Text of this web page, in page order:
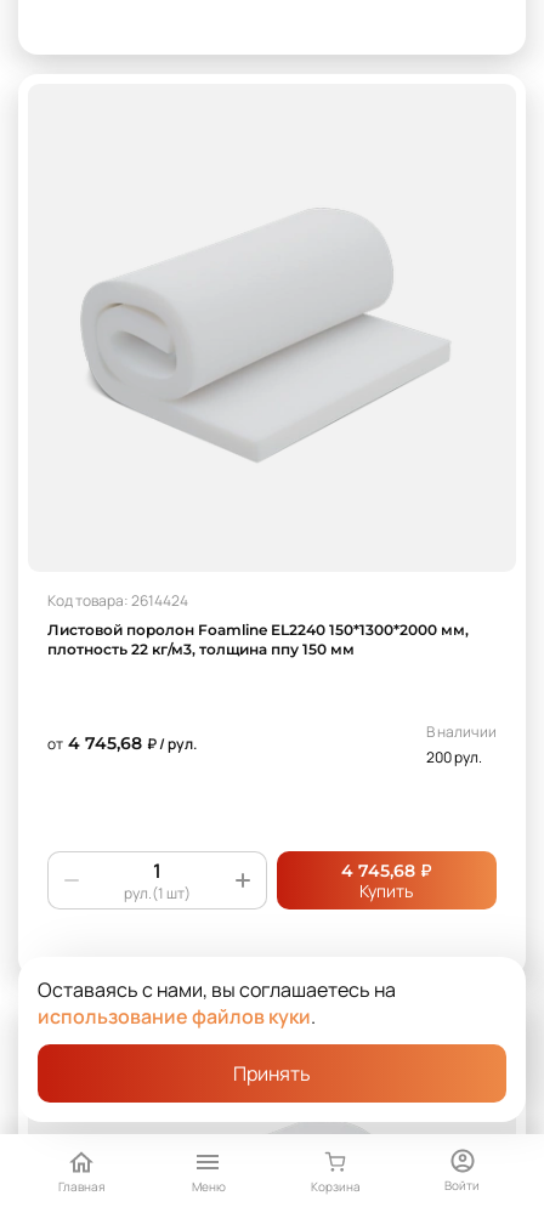
Главная Меню Корзина Войти
Код товара: 2614424
Листовой поролон Foamline EL2240 150*1300*2000 мм,
плотность 22 кг/м3, толщина ппу 150 мм
от 4 745,68 ₽ / рул.
В наличии
200 рул.
рул.(1 шт)
4 745,68 ₽
Купить
Оставаясь с нами, вы соглашаетесь на
использование файлов куки.
Принять